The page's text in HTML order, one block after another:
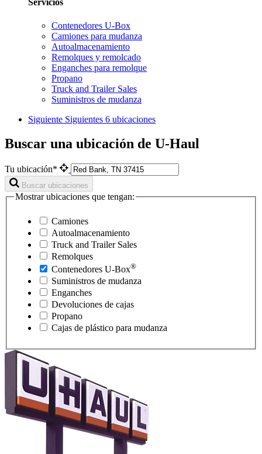
Servicios
Contenedores U-Box
Camiones para mudanza
Autoalmacenamiento
Remolques y remolcado
Enganches para remolque
Propano
Truck and Trailer Sales
Suministros de mudanza
Siguiente Siguientes 6 ubicaciones
Buscar una ubicación de U-Haul
Tu ubicación*
Buscar ubicaciones
Mostrar ubicaciones que tengan:
Camiones
Autoalmacenamiento
Truck and Trailer Sales
Remolques
Contenedores U-Box®
Suministros de mudanza
Enganches
Devoluciones de cajas
Propano
Cajas de plástico para mudanza